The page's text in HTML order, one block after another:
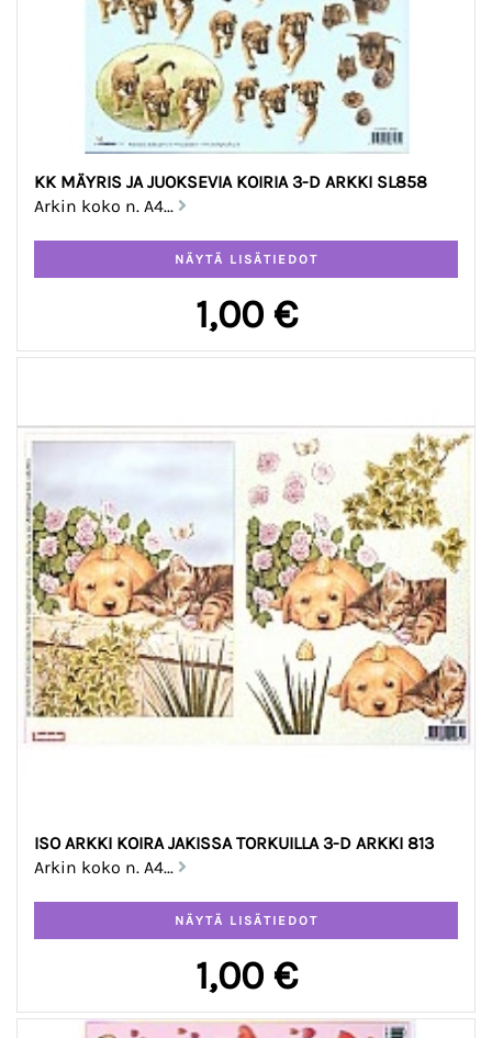
KK MÄYRIS JA JUOKSEVIA KOIRIA 3-D ARKKI SL858
Arkin koko n. A4...
1,00 €
ISO ARKKI KOIRA JAKISSA TORKUILLA 3-D ARKKI 813
Arkin koko n. A4...
1,00 €